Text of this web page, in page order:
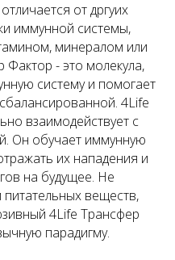
от дргуих
иммунной системы,
минералом или
Фактор - это молекула,
систему и помогает
4Life
взаимодействует с
Он обучает иммунную
их нападения и
на будущее. Не
веществ,
4Life Трансфер
парадигму.